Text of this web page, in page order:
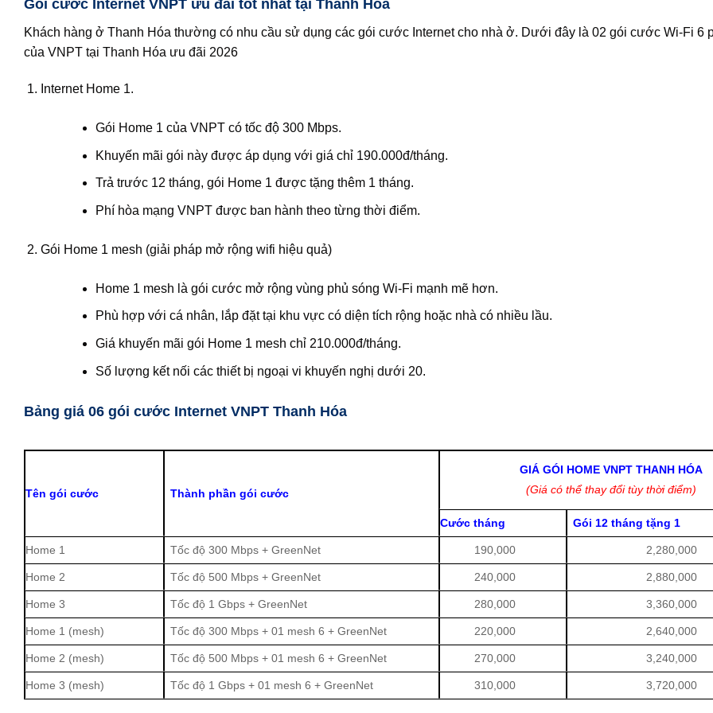
Gói cước Internet VNPT ưu đãi tốt nhất tại Thanh Hóa
Khách hàng ở Thanh Hóa thường có nhu cầu sử dụng các gói cước Internet cho nhà ở. Dưới đây là 02 gói cước Wi-Fi 6
của VNPT tại Thanh Hóa ưu đãi 2026
Internet Home 1.
Gói Home 1 của VNPT có tốc độ 300 Mbps.
Khuyến mãi gói này được áp dụng với giá chỉ 190.000đ/tháng.
Trả trước 12 tháng, gói Home 1 được tặng thêm 1 tháng.
Phí hòa mạng VNPT được ban hành theo từng thời điểm.
Gói Home 1 mesh (giải pháp mở rộng wifi hiệu quả)
Home 1 mesh là gói cước mở rộng vùng phủ sóng Wi‑Fi mạnh mẽ hơn.
Phù hợp với cá nhân, lắp đặt tại khu vực có diện tích rộng hoặc nhà có nhiều lầu.
Giá khuyến mãi gói Home 1 mesh chỉ 210.000đ/tháng.
Số lượng kết nối các thiết bị ngoại vi khuyến nghị dưới 20.
Bảng giá 06 gói cước Internet VNPT Thanh Hóa
Tên gói cước Thành phần gói cước
GIÁ GÓI HOME VNPT THANH HÓA
(Giá có thể thay đổi tùy thời điểm)
Cước tháng Gói 12 tháng tặng 1
Home 1 Tốc độ 300 Mbps + GreenNet 190,000 2,280,000
Home 2 Tốc độ 500 Mbps + GreenNet 240,000 2,880,000
Home 3 Tốc độ 1 Gbps + GreenNet 280,000 3,360,000
Home 1 (mesh) Tốc độ 300 Mbps + 01 mesh 6 + GreenNet 220,000 2,640,000
Home 2 (mesh) Tốc độ 500 Mbps + 01 mesh 6 + GreenNet 270,000 3,240,000
Home 3 (mesh) Tốc độ 1 Gbps + 01 mesh 6 + GreenNet 310,000 3,720,000